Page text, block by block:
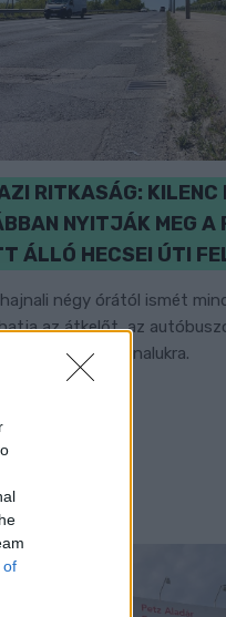
of
RITKASÁG: KILENC
NYITJÁK MEG A
ÁLLÓ HECSEI ÚTI
négy órától ismét
az átkelőt, az
eredeti útvonalukra.